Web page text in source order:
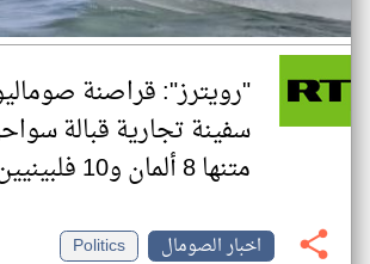
"رويترز": قراصنة
سفينة تجارية قبالة
متنها 8 ألمان و10 فلبينيين
اخبار الصومال
Politics